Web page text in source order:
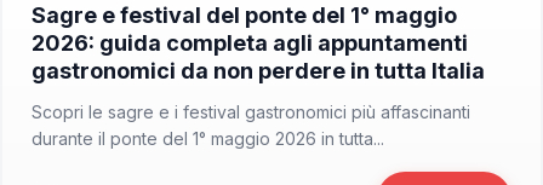
Sagre e festival del ponte del 1° maggio
2026: guida completa agli appuntamenti
gastronomici da non perdere in tutta Italia
Scopri le sagre e i festival gastronomici più affascinanti
durante il ponte del 1° maggio 2026 in tutta...